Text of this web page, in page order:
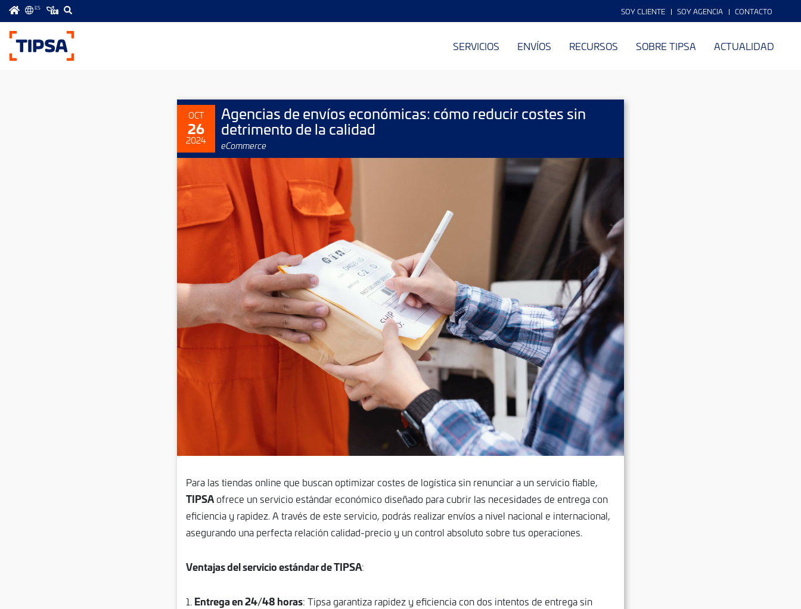
ES SOY CLIENTE SOY AGENCIA CONTACTO
Menú
SERVICIOS ENVÍOS RECURSOS SOBRE TIPSA ACTUALIDAD
OCT
26
2024
Agencias de envíos económicas: cómo reducir costes sin
detrimento de la calidad
eCommerce
Para las tiendas online que buscan optimizar costes de logística sin renunciar a un servicio fiable,
TIPSA ofrece un servicio estándar económico diseñado para cubrir las necesidades de entrega con
eficiencia y rapidez. A través de este servicio, podrás realizar envíos a nivel nacional e internacional,
asegurando una perfecta relación calidad-precio y un control absoluto sobre tus operaciones.
Ventajas del servicio estándar de TIPSA:
1. Entrega en 24/48 horas: Tipsa garantiza rapidez y eficiencia con dos intentos de entrega sin